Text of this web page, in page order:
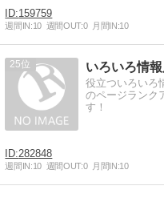
159759
週間IN:10 週間OUT:0 月間IN:10
25 いろいろ情
役立ついろいろ
のページランク
す！
282848
週間IN:10 週間OUT:0 月間IN:10